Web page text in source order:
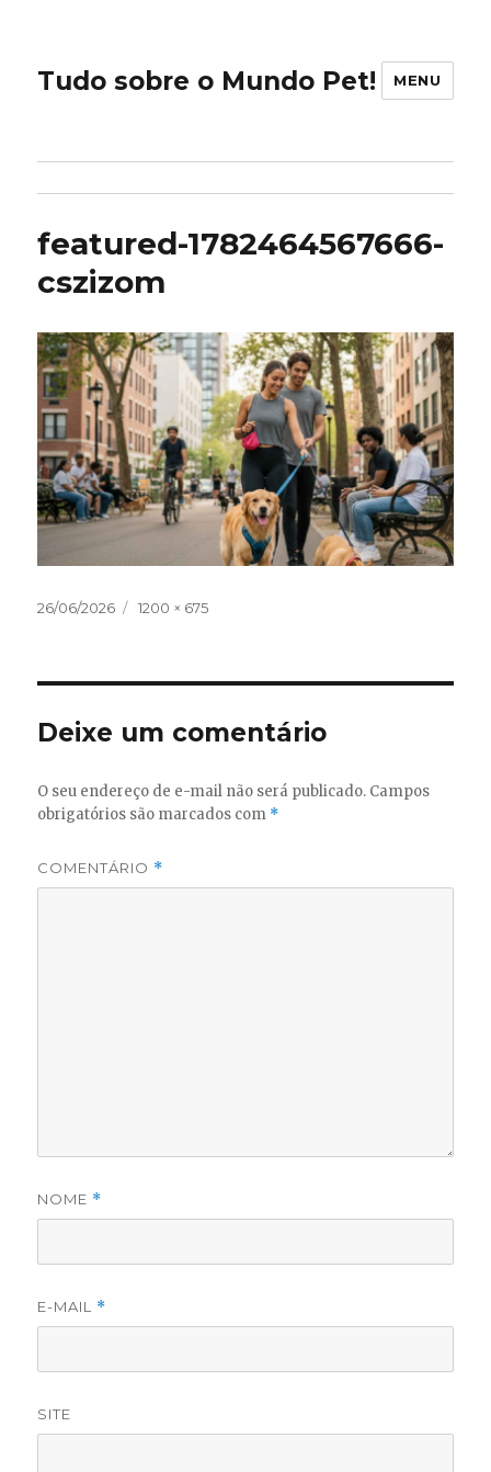
Tudo sobre o Mundo Pet! MENU
featured-1782464567666-
cszizom
Publicado
26/06/2026
Tamanho
1200 × 675
Deixe um comentário
O seu endereço de e-mail não será publicado. Campos
obrigatórios são marcados com *
COMENTÁRIO *
NOME *
E-MAIL *
SITE